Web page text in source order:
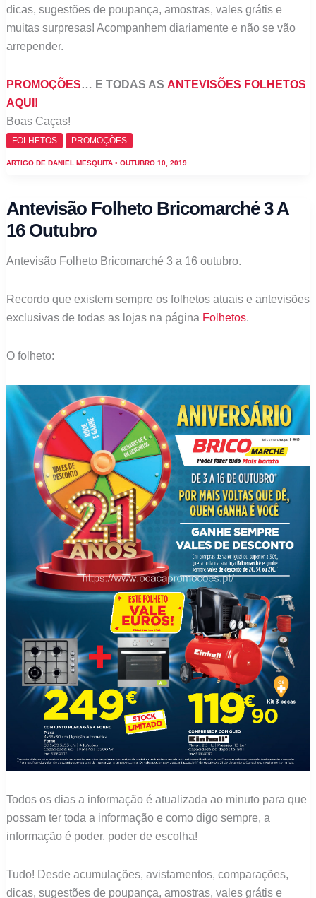
dicas, sugestões de poupança, amostras, vales grátis e
muitas surpresas! Acompanhem diariamente e não se vão
arrepender.
PROMOÇÕES… E TODAS AS ANTEVISÕES FOLHETOS
AQUI!
Boas Caças!
FOLHETOS PROMOÇÕES
ARTIGO DE DANIEL MESQUITA • OUTUBRO 10, 2019
Antevisão Folheto Bricomarché 3 A
16 Outubro
Antevisão Folheto Bricomarché 3 a 16 outubro.
Recordo que existem sempre os folhetos atuais e antevisões
exclusivas de todas as lojas na páginaFolhetos.
O folheto:
Todos os dias a informação é atualizada ao minuto para que
possam ter toda a informação e como digo sempre, a
informação é poder, poder de escolha!
Tudo! Desde acumulações, avistamentos, comparações,
dicas, sugestões de poupança, amostras, vales grátis e